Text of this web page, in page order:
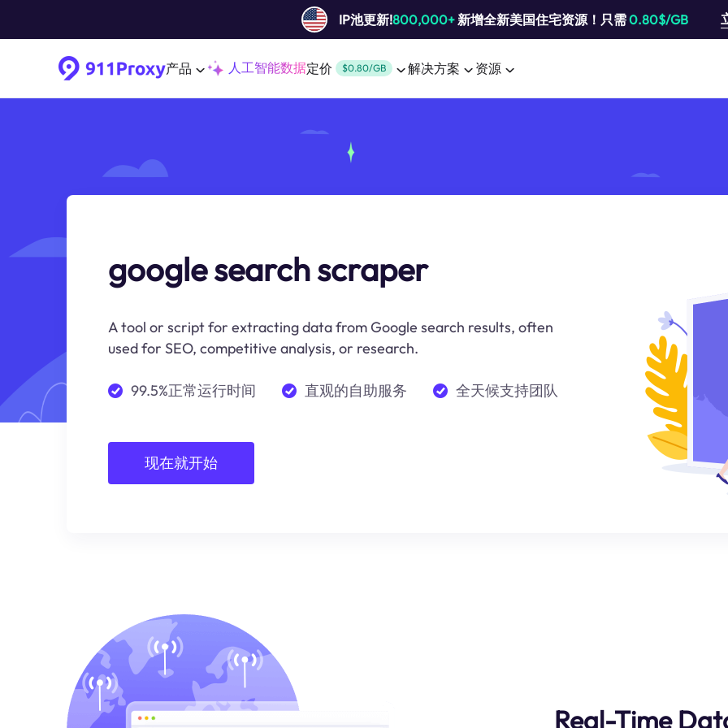
IP池更新!800,000+新增全新美国住宅资源！只需0.80$/GB
产品 人工智能数据定价 $0.80/GB 解决方案 资源
google search scraper
A tool or script for extracting data from Google search results, often
used for SEO, competitive analysis, or research.
99.5%正常运行时间 直观的自助服务 全天候支持团队
现在就开始
Real-Time